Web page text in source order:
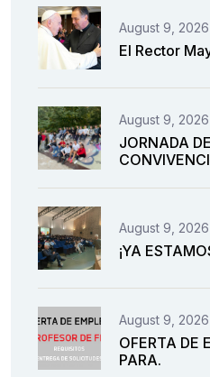
August 9, 2026
El Rector
August 9, 2026
JORNADA DE
August 9, 2026
¡YA
August 9, 2026
OFERTA DE
PARA.